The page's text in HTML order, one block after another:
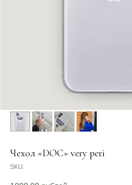
Чехол «DOC» very peri
SKU: